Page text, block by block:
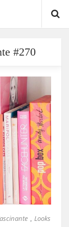
#270
Looks